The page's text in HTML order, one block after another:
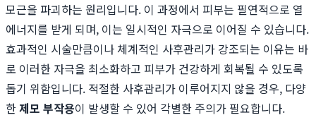
모근을 파괴하는 원리입니다. 이 과정에서 피부는 필연적으로 열
에너지를 받게 되며, 이는 일시적인 자극으로 이어질 수 있습니다.
효과적인 시술만큼이나 체계적인 사후관리가 강조되는 이유는 바
로 이러한 자극을 최소화하고 피부가 건강하게 회복될 수 있도록
돕기 위함입니다. 적절한 사후관리가 이루어지지 않을 경우, 다양
한제모 부작용이 발생할 수 있어 각별한 주의가 필요합니다.